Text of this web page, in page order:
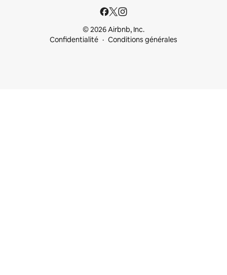
© 2026 Airbnb, Inc.
Confidentialité
Conditions générales